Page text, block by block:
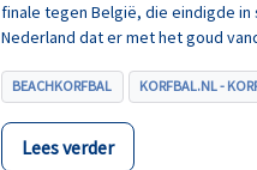
finale tegen België, die eindigde
Nederland dat er met het goud
BEACHKORFBAL KORFBAL.NL -
Lees verder